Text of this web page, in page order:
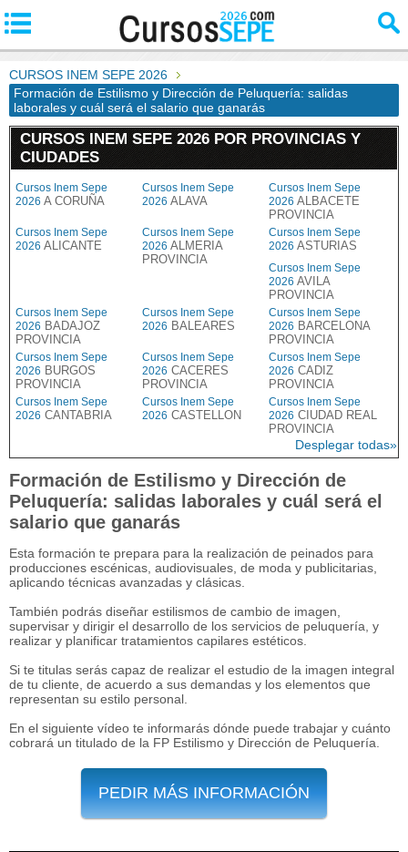
CURSOS INEM SEPE 2026
Formación de Estilismo y Dirección de Peluquería: salidas
laborales y cuál será el salario que ganarás
CURSOS INEM SEPE 2026 POR PROVINCIAS Y
CIUDADES
Cursos Inem Sepe
2026 A CORUÑA
Cursos Inem Sepe
2026 ALAVA
Cursos Inem Sepe
2026 ALBACETE
PROVINCIA
Cursos Inem Sepe
2026 ALICANTE
Cursos Inem Sepe
2026 ALMERIA
PROVINCIA
Cursos Inem Sepe
2026 ASTURIAS
Cursos Inem Sepe
2026 AVILA
PROVINCIA
Cursos Inem Sepe
2026 BADAJOZ
PROVINCIA
Cursos Inem Sepe
2026 BALEARES
Cursos Inem Sepe
2026 BARCELONA
PROVINCIA
Cursos Inem Sepe
2026 BURGOS
PROVINCIA
Cursos Inem Sepe
2026 CACERES
PROVINCIA
Cursos Inem Sepe
2026 CADIZ
PROVINCIA
Cursos Inem Sepe
2026 CANTABRIA
Cursos Inem Sepe
2026 CASTELLON
Cursos Inem Sepe
2026 CIUDAD REAL
PROVINCIA
Desplegar todas»
Formación de Estilismo y Dirección de
Peluquería: salidas laborales y cuál será el
salario que ganarás
Esta formación te prepara para la realización de peinados para
producciones escénicas, audiovisuales, de moda y publicitarias,
aplicando técnicas avanzadas y clásicas.
También podrás diseñar estilismos de cambio de imagen,
supervisar y dirigir el desarrollo de los servicios de peluquería, y
realizar y planificar tratamientos capilares estéticos.
Si te titulas serás capaz de realizar el estudio de la imagen integral
de tu cliente, de acuerdo a sus demandas y los elementos que
representan su estilo personal.
En el siguiente vídeo te informarás dónde puede trabajar y cuánto
cobrará un titulado de la FP Estilismo y Dirección de Peluquería.
PEDIR MÁS INFORMACIÓN